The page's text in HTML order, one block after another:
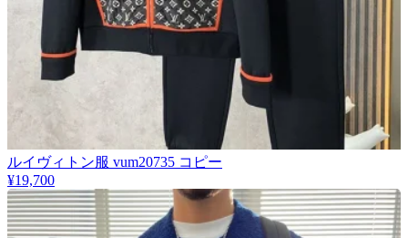
​ルイヴィトン服 vum20735 コピー
¥19,700